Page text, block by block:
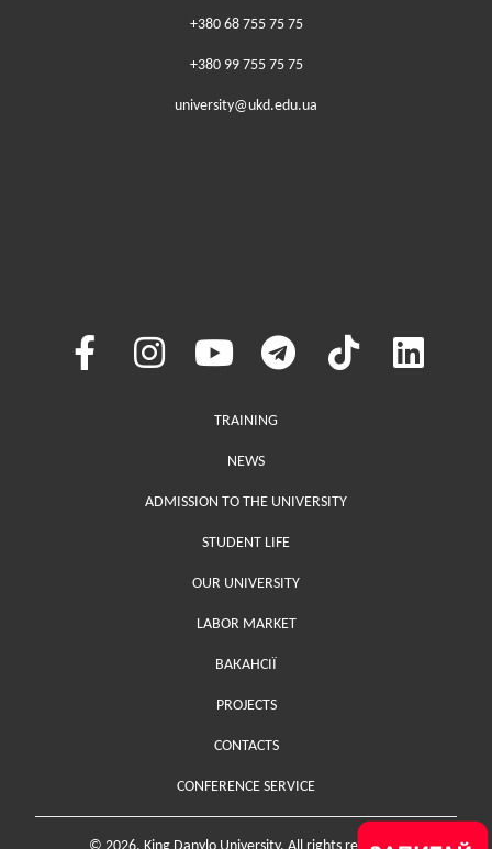
+380 68 755 75 75
+380 99 755 75 75
university@ukd.edu.ua
Меню у хедері
TRAINING
NEWS
ADMISSION TO THE UNIVERSITY
STUDENT LIFE
OUR UNIVERSITY
LABOR MARKET
ВАКАНСІЇ
PROJECTS
Меню у футері (додаткове)
CONTACTS
CONFERENCE SERVICE